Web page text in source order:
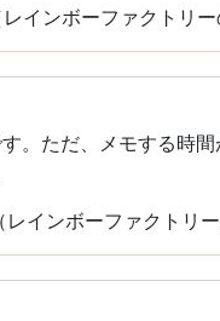
ンボーファクトリー
。ただ、メモする時
インボーファクトリー